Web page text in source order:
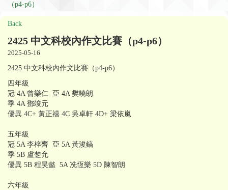
（p4-p6）
Back
2425 中文科校內作文比賽（p4-p6）
2025-05-16
2425 中文科校內作文比賽（p4-p6）
四年級
冠 4A 曾樂仁 亞 4A 樊曉朗
季 4A 鄧竣元
優異 4C+ 黃正禧 4C 吳卓軒 4D+ 梁依嵐
五年級
冠 5A 李梓齊 亞 5A 黃浚鎬
季 5B 盧椘允
優異 5B 程昊懿 5A 冼恆樂 5D 陳智朗
六年級